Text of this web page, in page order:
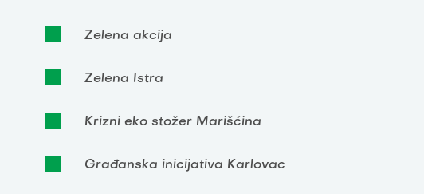
Zelena akcija
Zelena Istra
Krizni eko stožer Marišćina
Građanska inicijativa Karlovac